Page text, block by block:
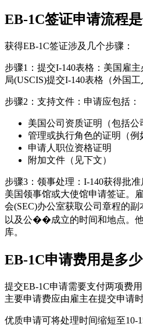
EB-1C签证申请流程
获得EB-1C签证涉及几个步骤：
步骤1：提交I-140表格：美国雇
局(USCIS)提交I-140表格（外国工
步骤2：支持文件：申请应包括：
美国公司资质证明（包括公
管理或执行角色的证明（例
申请人职位资格证明
附加文件（见下文）
步骤3：领事处理：I-140获得批
美国领事馆或大使馆申请签证。
会(SEC)办公室获取公司章程的
以及公��成立的时间和地点。
库。
EB-1C申请费用是多少
提交EB-1C申请需要支付两项费
主要申请费应由雇主在提交申请时
优质申请可将处理时间缩短至10-